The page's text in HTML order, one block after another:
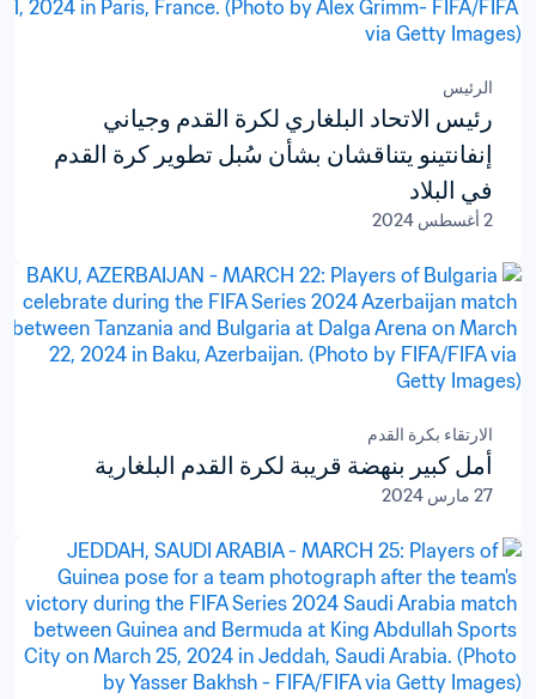
الرئيس
رئيس الاتحاد البلغاري لكرة القدم وجياني
إنفانتينو يتناقشان بشأن سُبل تطوير كرة القدم
في البلاد
2 أغسطس 2024
الارتقاء بكرة القدم
أمل كبير بنهضة قريبة لكرة القدم البلغارية
27 مارس 2024